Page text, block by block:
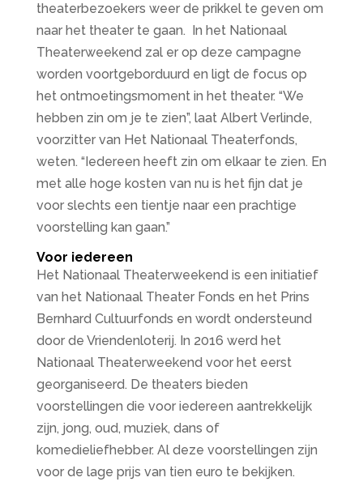
theaterbezoekers weer de prikkel te geven om
naar het theater te gaan. In het Nationaal
Theaterweekend zal er op deze campagne
worden voortgeborduurd en ligt de focus op
het ontmoetingsmoment in het theater. “We
hebben zin om je te zien”, laat Albert Verlinde,
voorzitter van Het Nationaal Theaterfonds,
weten. “Iedereen heeft zin om elkaar te zien. En
met alle hoge kosten van nu is het fijn dat je
voor slechts een tientje naar een prachtige
voorstelling kan gaan.”
Voor iedereen
Het Nationaal Theaterweekend is een initiatief
van het Nationaal Theater Fonds en het Prins
Bernhard Cultuurfonds en wordt ondersteund
door de Vriendenloterij. In 2016 werd het
Nationaal Theaterweekend voor het eerst
georganiseerd. De theaters bieden
voorstellingen die voor iedereen aantrekkelijk
zijn, jong, oud, muziek, dans of
komedieliefhebber. Al deze voorstellingen zijn
voor de lage prijs van tien euro te bekijken.